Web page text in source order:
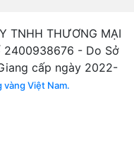
TNHH THƯƠNG MẠI
2400938676 - Do Sở
cấp ngày 2022-
vàng Việt Nam.